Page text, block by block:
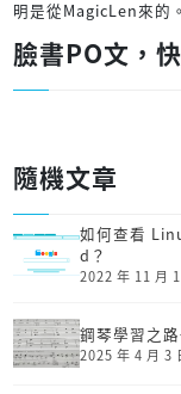
明是從MagicLen來的。
臉書PO文，
隨機文章
如何查看
d？
2022 年 11 月 1
鋼琴學習之
2025 年 4 月 3